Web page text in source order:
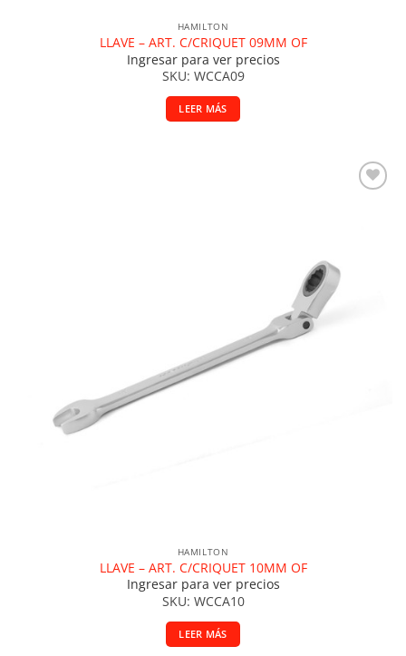
HAMILTON
LLAVE – ART. C/CRIQUET 09MM OF
Ingresar para ver precios
SKU: WCCA09
LEER MÁS
HAMILTON
LLAVE – ART. C/CRIQUET 10MM OF
Ingresar para ver precios
SKU: WCCA10
LEER MÁS